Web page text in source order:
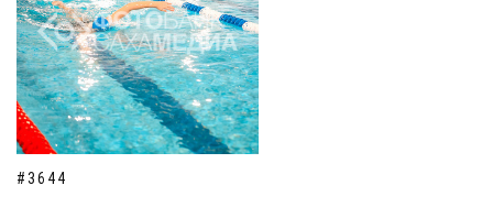
#3644